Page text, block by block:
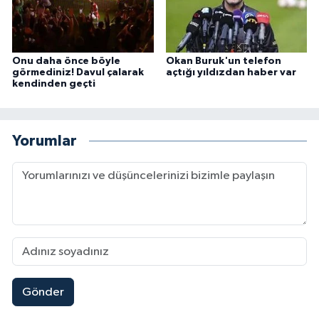
Onu daha önce böyle
görmediniz! Davul çalarak
kendinden geçti
Okan Buruk'un telefon
açtığı yıldızdan haber var
Yorumlar
Gönder